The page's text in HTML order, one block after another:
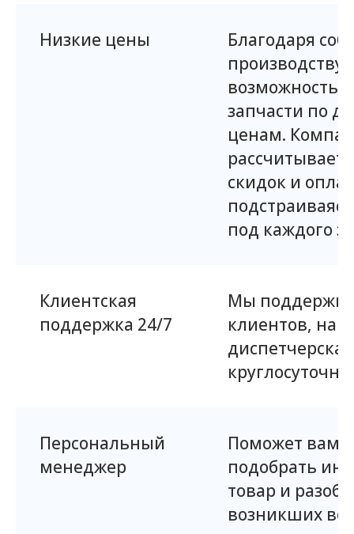
Низкие цены
Благодаря
возможность
запчасти по
ценам.
рассчитывает
скидок и
под каждого
Клиентская
поддержка 24/7
Мы
клиентов,
круглосуточно.
Персональный
менеджер
Поможет вам
подобрать
товар и
возникших